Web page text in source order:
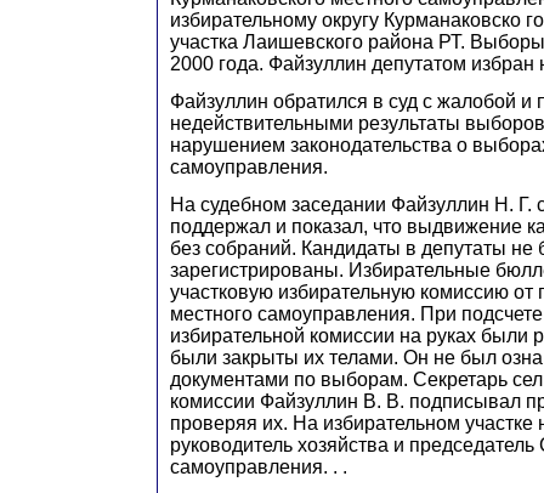
избирательному округу Курманаковско
участка Лаишевского района РТ.
2000 года. Файзуллин депутатом избран
Файзуллин обратился в суд с жалобой и
недействительными результаты
нарушением законодательства о
самоуправления.
На судебном заседании Файзуллин Н. Г.
поддержал и показал, что выдвижение
без собраний. Кандидаты в депутаты
зарегистрированы. Избирательные
участковую избирательную комиссию от
местного самоуправления. При
избирательной комиссии на руках были
были закрыты их телами. Он не был
документами по выборам. Секретарь
комиссии Файзуллин В. В. подписывал
проверяя их. На избирательном участке
руководитель хозяйства и
самоуправления. . .